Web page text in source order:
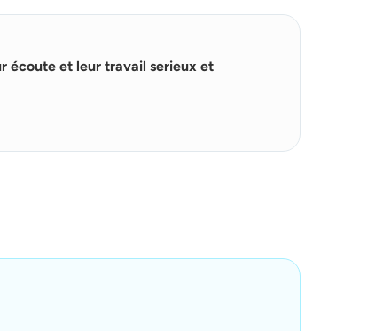
écoute et leur travail serieux et
L